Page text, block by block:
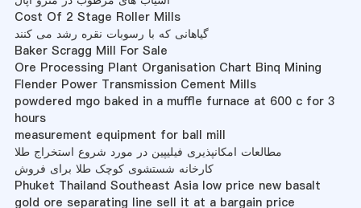
Cost Of 2 Stage Roller Mills
گیاهانی که با رسوبات نقره رشد می کنند
Baker Scragg Mill For Sale
Ore Processing Plant Organisation Chart Binq Mining
Flender Power Transmission Cement Mills
powdered mgo baked in a muffle furnace at 600 c for 3
hours
measurement equipment for ball mill
مطالعات امکانپذیری فیلیپین در مورد شروع استخراج طلا
کارخانه شستشوی کوچک طلا برای فروش
Phuket Thailand Southeast Asia low price new basalt
gold ore separating line sell it at a bargain price